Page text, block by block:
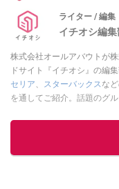
ライター / 編集
イチオシ編集
株式会社オールアバウトが
ドサイト『イチオシ』の編集
セリア
スターバックス な
を通してご紹介。話題のグ
レビューしています。毎日
してく